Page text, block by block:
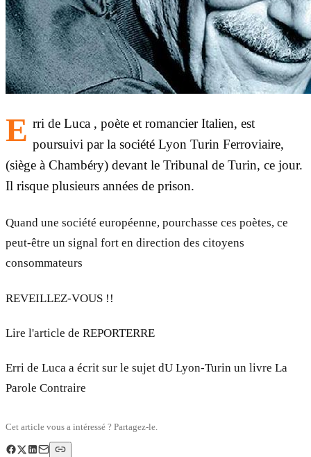
E rri de Luca , poète et romancier Italien, est
poursuivi par la société Lyon Turin Ferroviaire,
(siège à Chambéry) devant le Tribunal de Turin, ce jour.
Il risque plusieurs années de prison.
Quand une société européenne, pourchasse ces poètes, ce
peut-être un signal fort en direction des citoyens
consommateurs
REVEILLEZ-VOUS !!
Lire l'article de REPORTERRE
Erri de Luca a écrit sur le sujet dU Lyon-Turin un livre La
Parole Contraire
Cet article vous a intéressé ? Partagez-le.